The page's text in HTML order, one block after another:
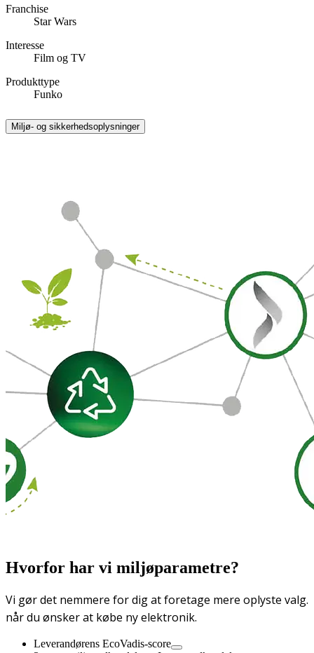
Franchise
Star Wars
Interesse
Film og TV
Produkttype
Funko
Miljø- og sikkerhedsoplysninger
Hvorfor har vi miljøparametre?
Vi gør det nemmere for dig at foretage mere oplyste valg.
når du ønsker at købe ny elektronik.
Leverandørens EcoVadis-score